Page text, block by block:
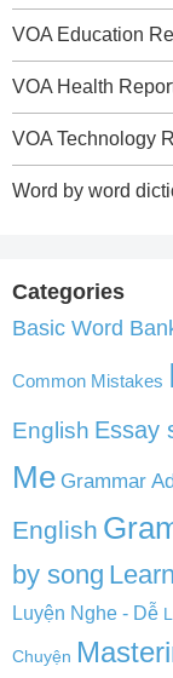
VOA Education
VOA Health
VOA Technology
Word by word
Categories
Basic Word
Common Mistakes
English Essay
Me Grammar
English
by song
Luyện Nghe - Dễ
Chuyện